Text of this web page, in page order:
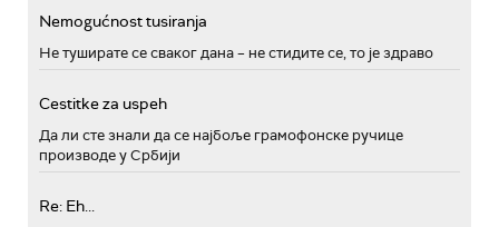
Nemogućnost tusiranja
Не туширате се сваког дана – не стидите се, то је здраво
Cestitke za uspeh
Да ли сте знали да се најбоље грамофонске ручице
производе у Србији
Re: Eh...